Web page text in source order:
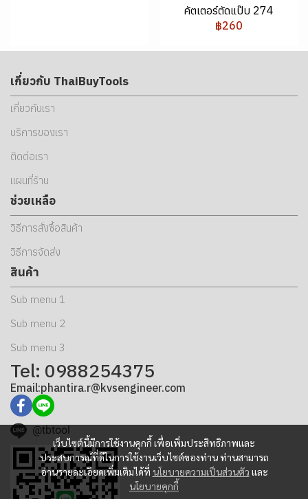
คัตเตอร์ตัดแป๊บ 274
฿260
เว็บไซต์นี้มีการใช้งานคุกกี้ เพื่อเพิ่มประสิทธิภาพและ
ประสบการณ์ที่ดีในการใช้งานเว็บไซต์ของท่าน ท่านสามารถ
อ่านรายละเอียดเพิ่มเติมได้ที่ นโยบายความเป็นส่วนตัว และ
นโยบายคุกกี้
เกี่ยวกับ ThaiBuyTools
เกี่ยวกับเรา
บริการของเรา
ติดต่อเรา
แผนที่ร้าน
ช่วยเหลือ
วิธีการสั่งซื้อสินค้า
วิธีการจัดส่ง
สินค้า
Sub menu 1
Sub menu 2
Sub menu 3
Tel: 0988254375
Email:phantira.r@kvsengineer.com
@tbtool